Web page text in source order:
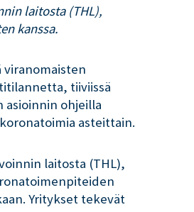
laitosta (THL),
kanssa.
tiiviissä
asioinnin ohjeilla
asteittain.
laitosta (THL),
Yritykset tekevät